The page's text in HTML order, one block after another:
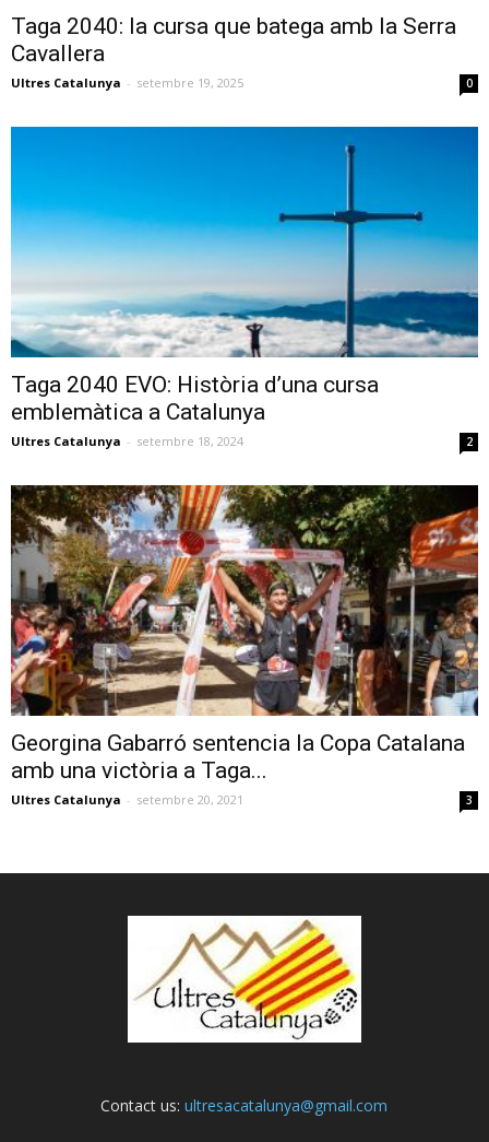
Taga 2040: la cursa que batega amb la Serra
Cavallera
Ultres Catalunya - setembre 19, 2025 0
Taga 2040 EVO: Història d’una cursa
emblemàtica a Catalunya
Ultres Catalunya - setembre 18, 2024 2
Georgina Gabarró sentencia la Copa Catalana
amb una victòria a Taga...
Ultres Catalunya - setembre 20, 2021 3
Contact us:ultresacatalunya@gmail.com